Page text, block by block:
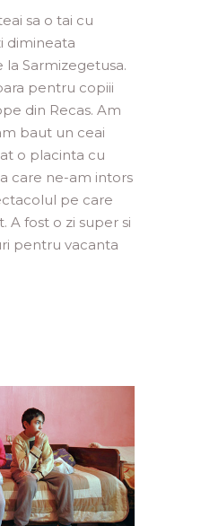
sa o tai cu
dimineata
Sarmizegetusa.
pentru copiii
din Recas. Am
baut un ceai
o placinta cu
care ne-am intors
pe care
A fost o zi super si
pentru vacanta